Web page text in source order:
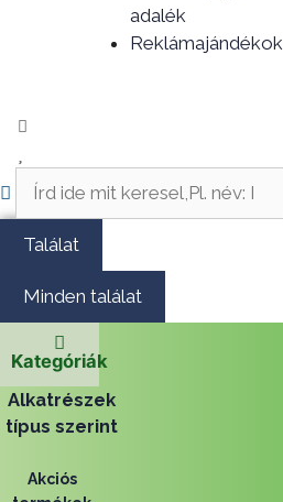
adalék
Reklámajándékok
Search
Találat
Minden találat
Kategóriák
Alkatrészek
típus szerint
Akciós